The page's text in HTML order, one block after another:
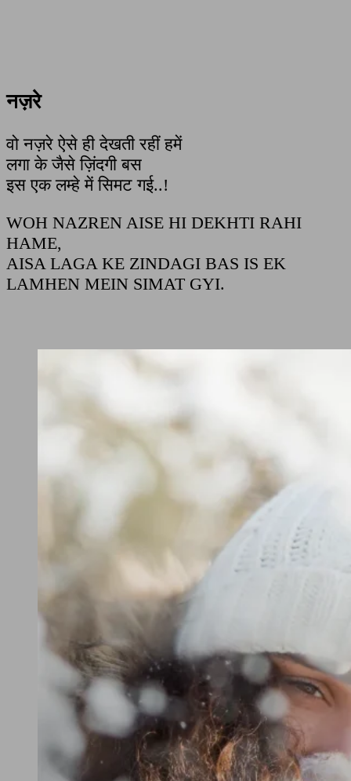
नज़रे
वो नज़रे ऐसे ही देखती रहीं हमें
लगा के जैसे ज़िंदगी बस
इस एक लम्हे में सिमट गई..!
WOH NAZREN AISE HI DEKHTI RAHI
HAME,
AISA LAGA KE ZINDAGI BAS IS EK
LAMHEN MEIN SIMAT GYI.